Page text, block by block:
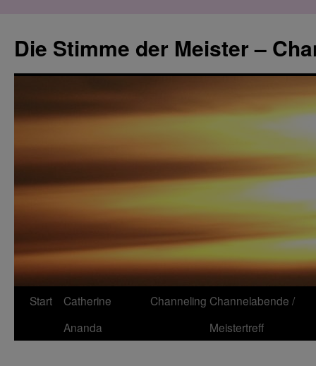
springen
Die Stimme der Meister –
Start
Catherine
Ananda
Channeling Channelabende /
Meistertreff